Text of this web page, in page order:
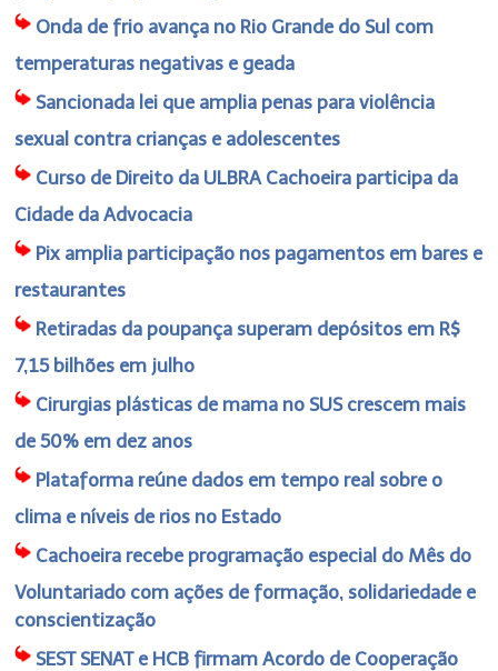
Onda de frio avança no Rio Grande do Sul com
temperaturas negativas e geada
Sancionada lei que amplia penas para violência
sexual contra crianças e adolescentes
Curso de Direito da ULBRA Cachoeira participa da
Cidade da Advocacia
Pix amplia participação nos pagamentos em bares e
restaurantes
Retiradas da poupança superam depósitos em R$
7,15 bilhões em julho
Cirurgias plásticas de mama no SUS crescem mais
de 50% em dez anos
Plataforma reúne dados em tempo real sobre o
clima e níveis de rios no Estado
Cachoeira recebe programação especial do Mês do
Voluntariado com ações de formação, solidariedade e
conscientização
SEST SENAT e HCB firmam Acordo de Cooperação